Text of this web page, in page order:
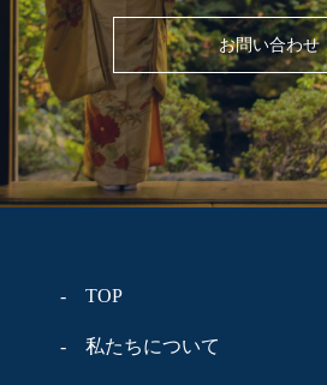
お問い合わせ
- TOP
- 私たちについて